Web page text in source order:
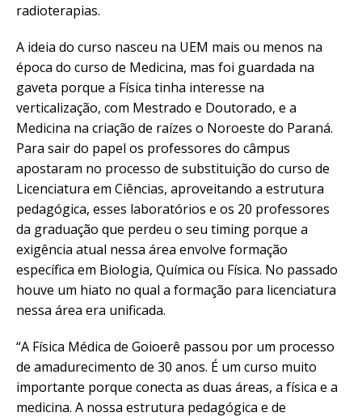
radioterapias.
A ideia do curso nasceu na UEM mais ou menos na
época do curso de Medicina, mas foi guardada na
gaveta porque a Física tinha interesse na
verticalização, com Mestrado e Doutorado, e a
Medicina na criação de raízes o Noroeste do Paraná.
Para sair do papel os professores do câmpus
apostaram no processo de substituição do curso de
Licenciatura em Ciências, aproveitando a estrutura
pedagógica, esses laboratórios e os 20 professores
da graduação que perdeu o seu timing porque a
exigência atual nessa área envolve formação
específica em Biologia, Química ou Física. No passado
houve um hiato no qual a formação para licenciatura
nessa área era unificada.
“A Física Médica de Goioerê passou por um processo
de amadurecimento de 30 anos. É um curso muito
importante porque conecta as duas áreas, a física e a
medicina. A nossa estrutura pedagógica e de